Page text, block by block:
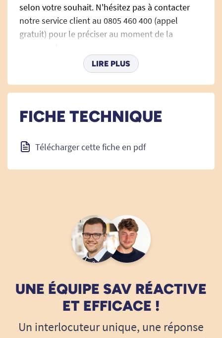
selon votre souhait. N'hésitez pas à contacter
notre service client au 0805 460 400 (appel
gratuit) pour le préciser au moment de la
Caractéristiques techniques de
fauteuil releveur :
Voir tous les fauteuils releveurs.
LIRE PLUS
FICHE TECHNIQUE
Télécharger cette fiche en pdf
UNE ÉQUIPE SAV RÉACTIVE
ET EFFICACE !
Un interlocuteur unique, une réponse